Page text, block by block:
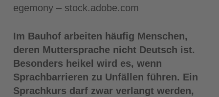
egemony – stock.adobe.com
Im Bauhof arbeiten häufig Menschen,
deren Muttersprache nicht Deutsch ist.
Besonders heikel wird es, wenn
Sprachbarrieren zu Unfällen führen. Ein
Sprachkurs darf zwar verlangt werden,